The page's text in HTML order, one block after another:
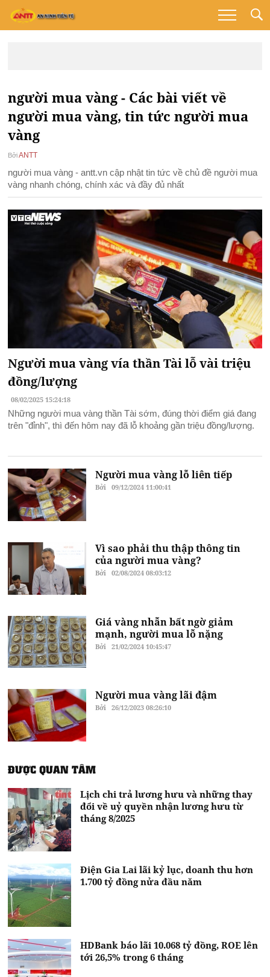
người mua vàng - Các bài viết về
người mua vàng, tin tức người mua
vàng
Bởi ANTT
người mua vàng - antt.vn cập nhật tin tức về chủ đề người mua
vàng nhanh chóng, chính xác và đầy đủ nhất
Người mua vàng vía thần Tài lỗ vài triệu
đồng/lượng
08/02/2025 15:24:18
Những người mua vàng thần Tài sớm, đúng thời điểm giá đang
trên "đỉnh", thì đến hôm nay đã lỗ khoảng gần triệu đồng/lượng.
Người mua vàng lỗ liên tiếp
Bởi 09/12/2024 11:00:41
Vì sao phải thu thập thông tin
của người mua vàng?
Bởi 02/08/2024 08:03:12
Giá vàng nhẫn bất ngờ giảm
mạnh, người mua lỗ nặng
Bởi 21/02/2024 10:45:47
Người mua vàng lãi đậm
Bởi 26/12/2023 08:26:10
ĐƯỢC QUAN TÂM
Lịch chi trả lương hưu và những thay
đổi về uỷ quyền nhận lương hưu từ
tháng 8/2025
Điện Gia Lai lãi kỷ lục, doanh thu hơn
1.700 tỷ đồng nửa đầu năm
HDBank báo lãi 10.068 tỷ đồng, ROE lên
tới 26,5% trong 6 tháng